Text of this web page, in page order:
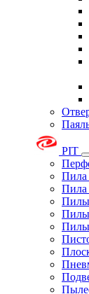
PIT
Пила
Пила
Пилы
Пилы
Пилы